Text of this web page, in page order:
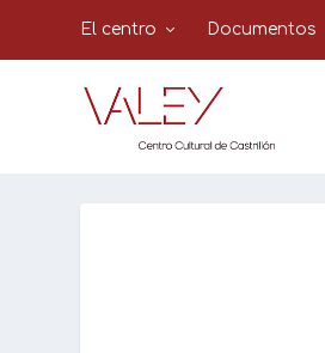
El centro Documentos